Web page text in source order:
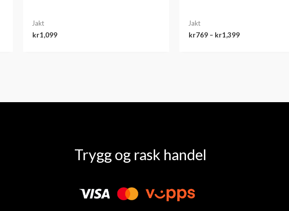
Jakt
kr1,099
Jakt
kr769 – kr1,399
Trygg og rask handel